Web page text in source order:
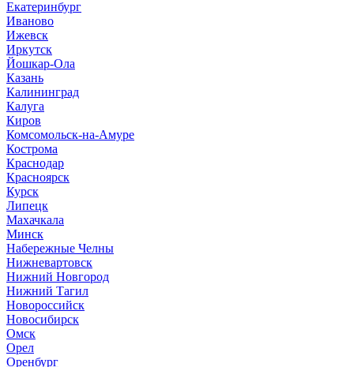
Екатеринбург
Иваново
Ижевск
Иркутск
Йошкар-Ола
Казань
Калининград
Калуга
Киров
Комсомольск-на-Амуре
Кострома
Краснодар
Красноярск
Курск
Липецк
Махачкала
Минск
Набережные Челны
Нижневартовск
Нижний Новгород
Нижний Тагил
Новороссийск
Новосибирск
Омск
Орел
Оренбург